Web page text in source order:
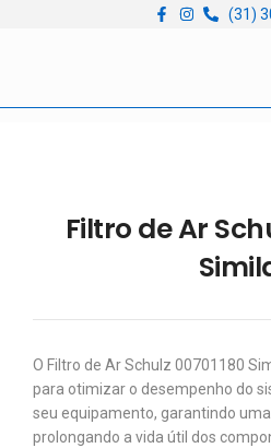
(31)
Filtro de Ar
O Filtro de Ar Schulz 00701180
para otimizar o desempenho do
seu equipamento, garantindo
prolongando a vida útil dos